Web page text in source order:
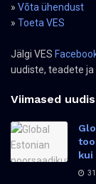
» Võta ühendust
» Toeta VES
Jälgi VES
uudiste, teadete ja
Viimased
kui